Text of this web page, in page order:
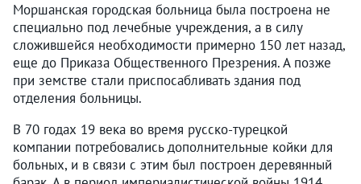
Моршанская городская больница была построена не
специально под лечебные учреждения, а в силу
сложившейся необходимости примерно 150 лет назад,
еще до Приказа Общественного Презрения. А позже
при земстве стали приспосабливать здания под
отделения больницы.
В 70 годах 19 века во время русско-турецкой
компании потребовались дополнительные койки для
больных, и в связи с этим был построен деревянный